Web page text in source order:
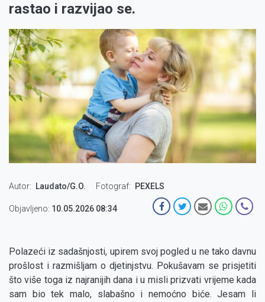
rastao i razvijao se.
Autor Laudato/G.O. Fotograf PEXELS
Objavljeno: 10.05.2026 08:34
Polazeći iz sadašnjosti, upirem svoj pogled u ne tako davnu
prošlost i razmišljam o djetinjstvu. Pokušavam se prisjetiti
što više toga iz najranijih dana i u misli prizvati vrijeme kada
sam bio tek malo, slabašno i nemoćno biće. Jesam li